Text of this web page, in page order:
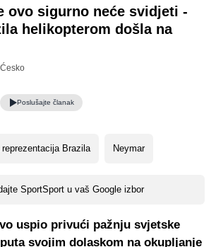
ovo sigurno neće svidjeti -
helikopterom došla na
Poslušajte članak
reprezentacija Brazila Neymar
SportSport u vaš Google izbor
uspio privući pažnju svjetske
svojim dolaskom na okupljanje